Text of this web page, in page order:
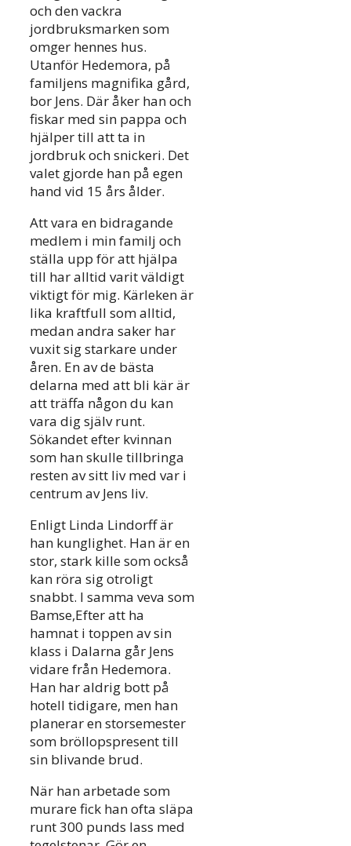
och den vackra
jordbruksmarken som
omger hennes hus.
Utanför Hedemora, på
familjens magnifika gård,
bor Jens. Där åker han och
fiskar med sin pappa och
hjälper till att ta in
jordbruk och snickeri. Det
valet gjorde han på egen
hand vid 15 års ålder.
Att vara en bidragande
medlem i min familj och
ställa upp för att hjälpa
till har alltid varit väldigt
viktigt för mig. Kärleken är
lika kraftfull som alltid,
medan andra saker har
vuxit sig starkare under
åren. En av de bästa
delarna med att bli kär är
att träffa någon du kan
vara dig själv runt.
Sökandet efter kvinnan
som han skulle tillbringa
resten av sitt liv med var i
centrum av Jens liv.
Enligt Linda Lindorff är
han kunglighet. Han är en
stor, stark kille som också
kan röra sig otroligt
snabbt. I samma veva som
Bamse,Efter att ha
hamnat i toppen av sin
klass i Dalarna går Jens
vidare från Hedemora.
Han har aldrig bott på
hotell tidigare, men han
planerar en storsemester
som bröllopspresent till
sin blivande brud.
När han arbetade som
murare fick han ofta släpa
runt 300 punds lass med